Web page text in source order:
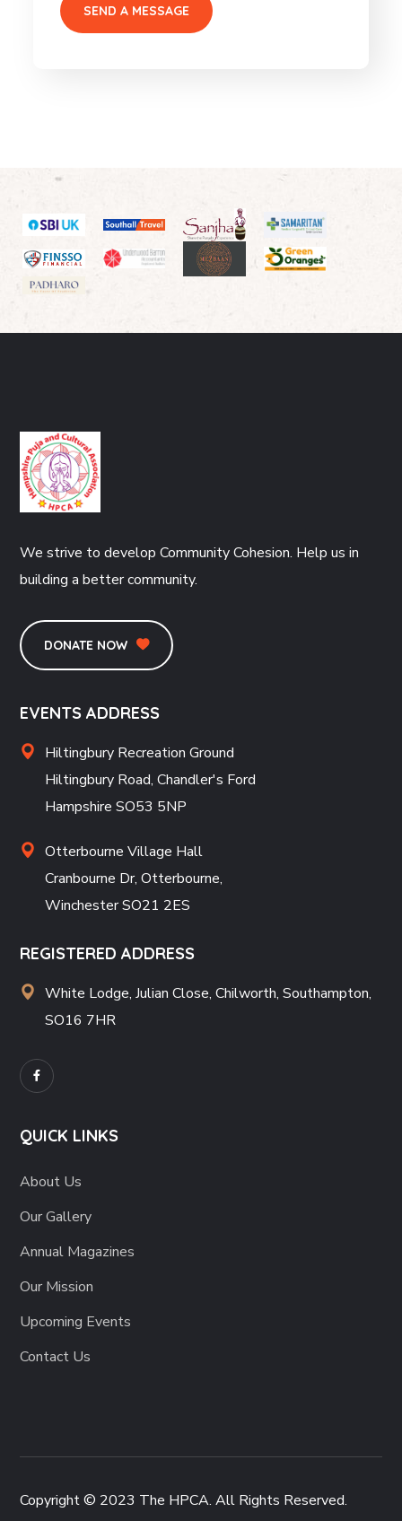
We strive to develop Community Cohesion. Help us in
building a better community.
DONATE NOW
EVENTS ADDRESS
Hiltingbury Recreation Ground
Hiltingbury Road, Chandler's Ford
Hampshire SO53 5NP
Otterbourne Village Hall
Cranbourne Dr, Otterbourne,
Winchester SO21 2ES
REGISTERED ADDRESS
White Lodge, Julian Close, Chilworth, Southampton,
SO16 7HR
QUICK LINKS
About Us
Our Gallery
Annual Magazines
Our Mission
Upcoming Events
Contact Us
Copyright © 2023 The HPCA. All Rights Reserved.